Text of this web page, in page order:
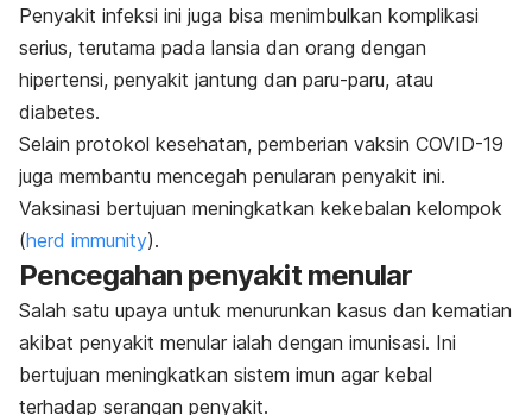
Penyakit infeksi ini juga bisa menimbulkan komplikasi
serius, terutama pada lansia dan orang dengan
hipertensi, penyakit jantung dan paru-paru, atau
diabetes.
Selain protokol kesehatan, pemberian vaksin COVID-19
juga membantu mencegah penularan penyakit ini.
Vaksinasi bertujuan meningkatkan kekebalan kelompok
(herd immunity).
Pencegahan penyakit menular
Salah satu upaya untuk menurunkan kasus dan kematian
akibat penyakit menular ialah dengan imunisasi. Ini
bertujuan meningkatkan sistem imun agar kebal
terhadap serangan penyakit.